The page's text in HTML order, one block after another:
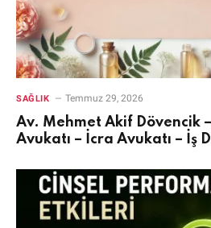
SAĞLIK Temmuz 29, 2026
Av. Mehmet Akif Dövencik
Avukatı – İcra Avukatı – İş